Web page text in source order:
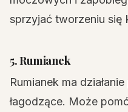
sprzyjać tworzeniu się
5. Rumianek
Rumianek ma
łagodzące. Może